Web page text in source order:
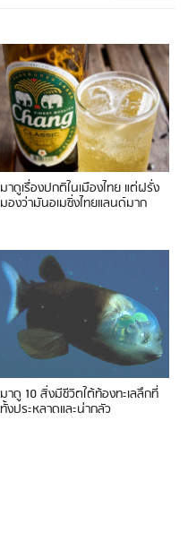
มาดูเรื่องปกติในเมืองไทย แต่ฝรั่ง
มองว่ามันอเมซิ่งไทยแลนด์มาก
มาดู 10 สิ่งมีชีวิตใต้ท้องทะเลลึกที่
ทั้งประหลาดและน่ากลัว